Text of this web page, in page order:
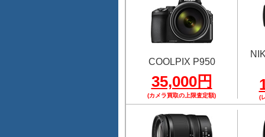
COOLPIX P950
35,000円
(カメラ買取の上限査定額) (